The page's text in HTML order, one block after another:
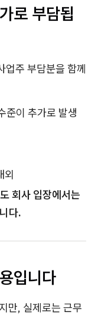
로 부담됩
업주 부담분을 함께
이 추가로 발생
외
회사 입장에서는
다.
입니다
만, 실제로는 근무